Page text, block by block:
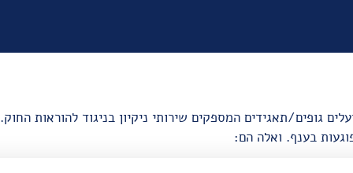
גופים/תאגידים המספקים שירותי ניקיון בניגוד להוראות
בענף. ואלה הם: